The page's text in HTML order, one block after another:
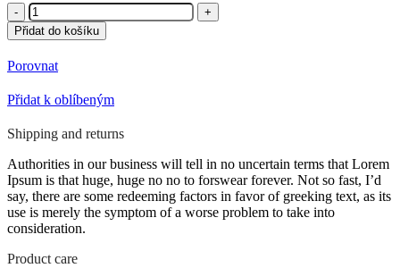
Infračervená
sauna
DIAMANT
155x108x190
Přidat do košíku
Porovnat
Přidat k oblíbeným
Shipping and returns
Authorities in our business will tell in no uncertain terms that Lorem
Ipsum is that huge, huge no no to forswear forever. Not so fast, I’d
say, there are some redeeming factors in favor of greeking text, as its
use is merely the symptom of a worse problem to take into
consideration.
Product care